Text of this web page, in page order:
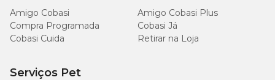
Amigo Cobasi
Amigo Cobasi Plus
Compra Programada
Cobasi Já
Cobasi Cuida
Retirar na Loja
Serviços Pet